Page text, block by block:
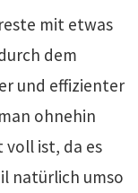
mit etwas
dem
und effizienter
ohnehin
ist, da es
natürlich umso